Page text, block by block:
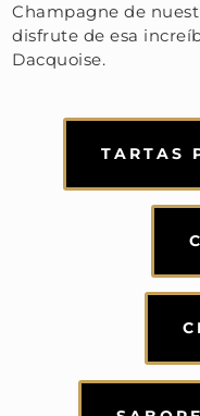
Champagne de
disfrute de esa
Dacquoise.
TARTAS